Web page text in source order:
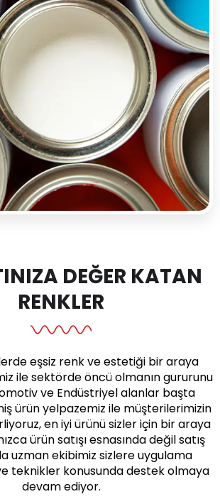
DEĞER KATAN
RENKLER
eşsiz renk ve estetiği bir araya
ile sektörde öncü olmanın gururunu
ve Endüstriyel alanlar başta
ürün yelpazemiz ile müşterilerimizin
en iyi ürünü sizler için bir araya
ürün satışı esnasında değil satış
uzman ekibimiz sizlere uygulama
teknikler konusunda destek olmaya
devam ediyor.